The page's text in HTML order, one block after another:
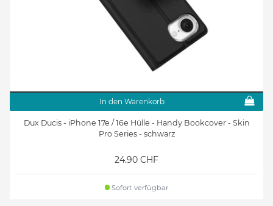
In den Warenkorb
Dux Ducis - iPhone 17e / 16e Hülle - Handy Bookcover - Skin
Pro Series - schwarz
24.90 CHF
Sofort verfügbar